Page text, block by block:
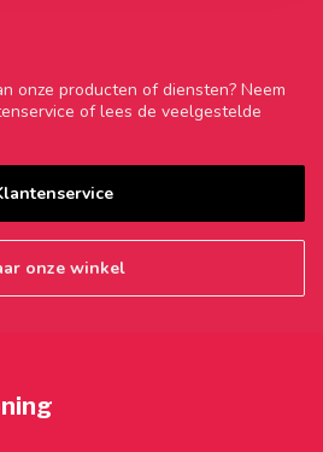
onze producten of diensten? Neem
of lees de veelgestelde
onze winkel